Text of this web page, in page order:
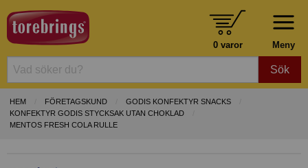
Meny
0 varor
Sök
HEM FÖRETAGSKUND
GODIS KONFEKTYR SNACKS
KONFEKTYR GODIS STYCKSAK UTAN CHOKLAD
MENTOS FRESH COLA RULLE